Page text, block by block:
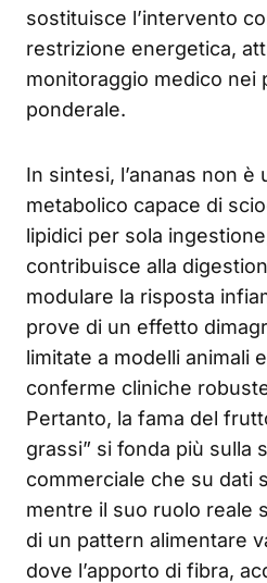
sostituisce l’intervento
restrizione energetica,
monitoraggio medico nei
ponderale.
In sintesi, l’ananas non è
metabolico capace di
lipidici per sola
contribuisce alla
modulare la risposta
prove di un effetto
limitate a modelli animali
conferme cliniche
Pertanto, la fama del
grassi” si fonda più sulla
commerciale che su dati
mentre il suo ruolo reale
di un pattern alimentare
dove l’apporto di fibra,